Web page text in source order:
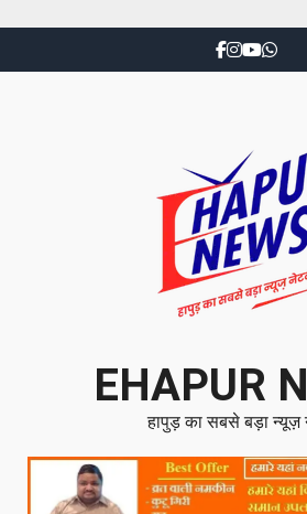
EHAPUR
हापुड़ का सबसे बड़ा न्यूज़